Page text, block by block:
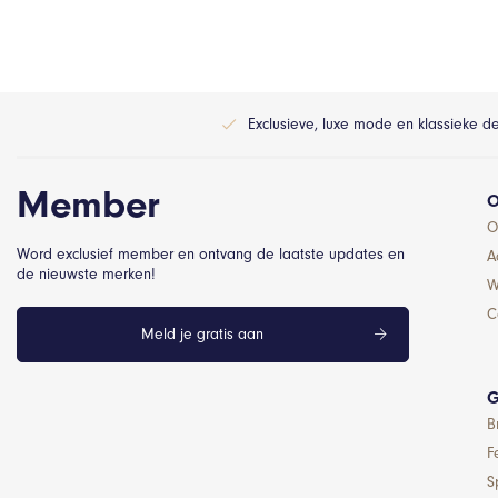
Exclusieve, luxe mode en klassieke
Member
Word exclusief member en ontvang de laatste updates en
de nieuwste merken!
Meld je gratis aan